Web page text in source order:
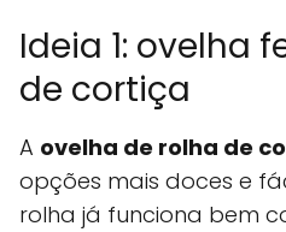
Ideia 1: ovelha
de cortiça
A ovelha de rolha de
opções mais doces e
rolha já funciona bem